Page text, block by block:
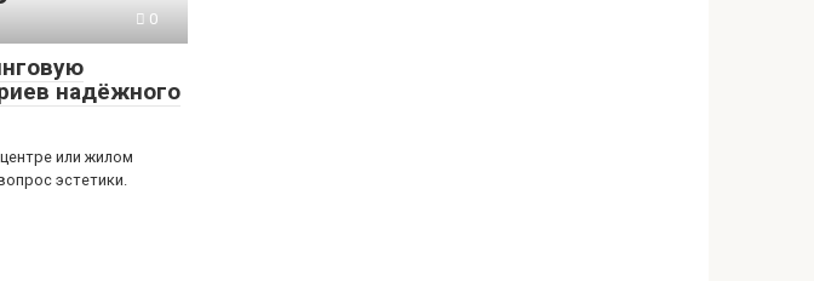
0
надёжного
или жилом
эстетики.